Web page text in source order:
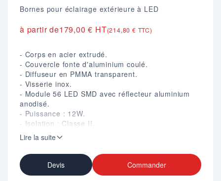
Bornes pour éclairage extérieure à LED
à partir de179,00 € HT(214,80 € TTC)
- Corps en acier extrudé.
- Couvercle fonte d'aluminium coulé.
- Diffuseur en PMMA transparent.
- Visserie inox.
- Module 56 LED SMD avec réflecteur aluminium
anodisé.
- Puissance : 12W.
- Isolation : Classe II.
- Alimentation : 220/240V.
- Finition peinture polyester avec traitement anti-
corrosion noir mat.
- Dim. (mm) : D. 118 X H. 800.
- Poids : 8 kg.
Lire la suite
Devis Commander